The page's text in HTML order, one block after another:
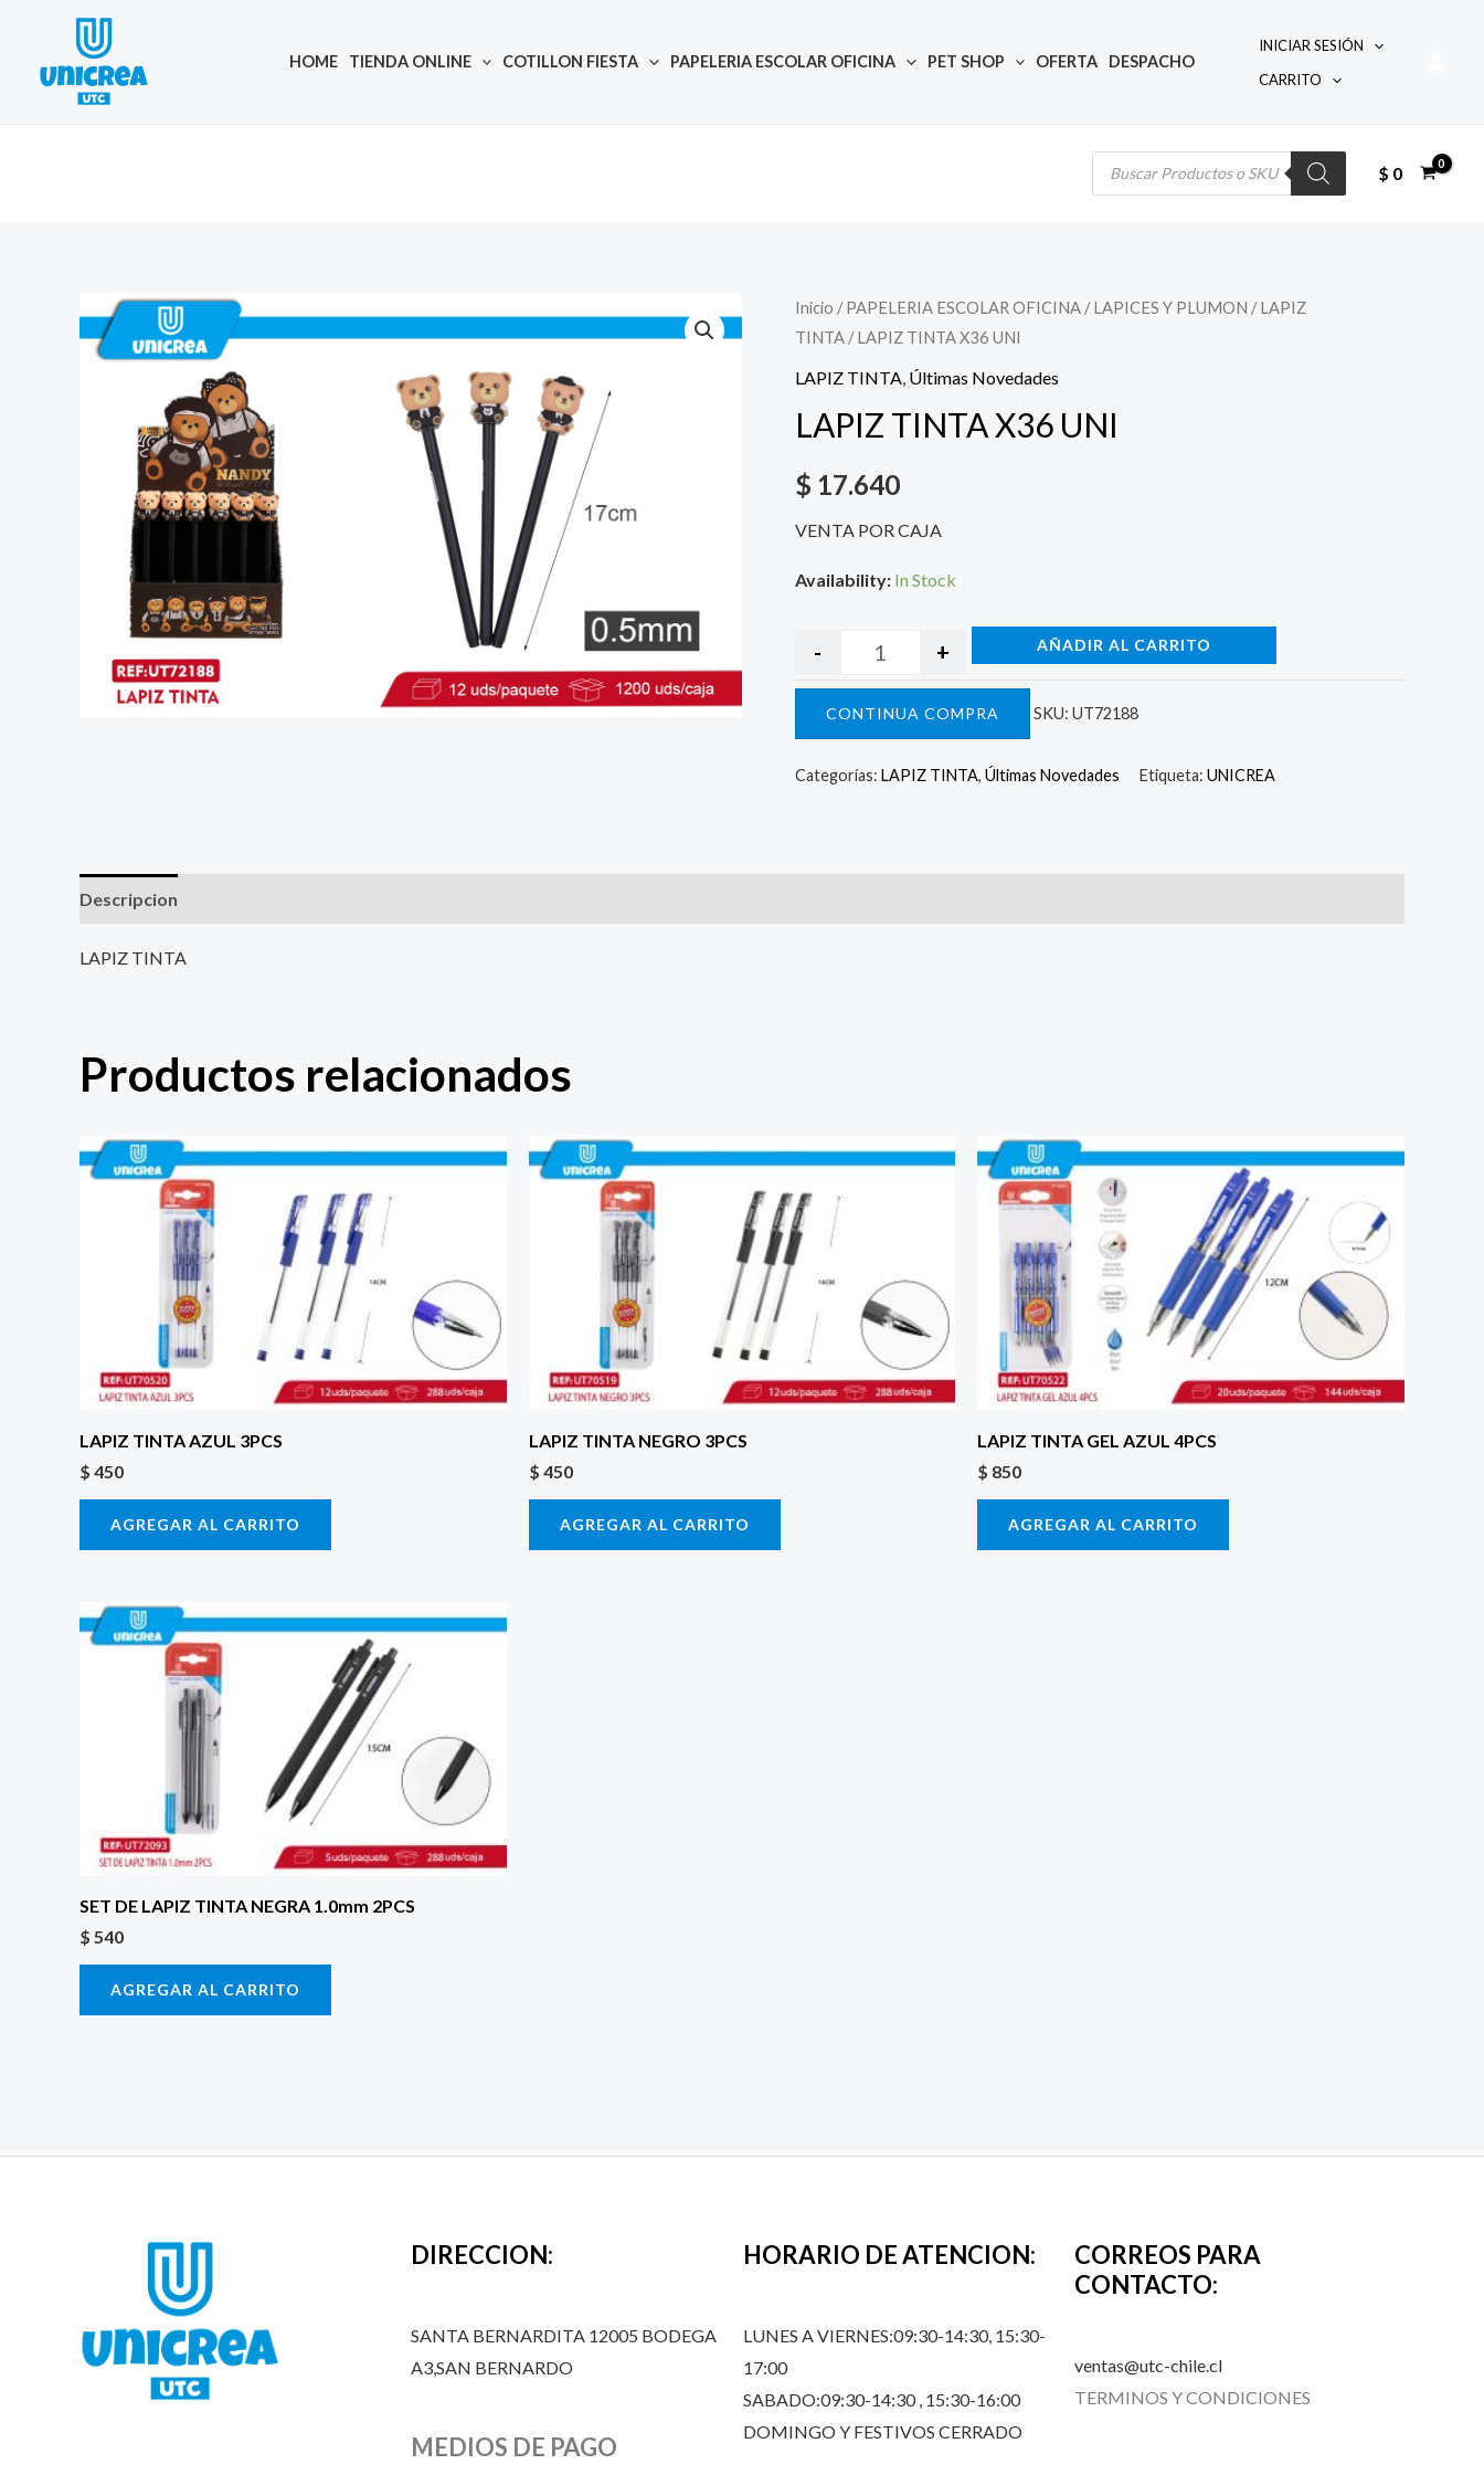
content
HOME TIENDA ONLINE COTILLON FIESTA PAPELERIA ESCOLAR OFICINA PET SHOP OFERTA DESPACHO
INICIAR SESIÓN
CARRITO
Búsqueda
$ 0
Inicio /PAPELERIA ESCOLAR OFICINA /LAPICES Y PLUMON /LAPIZ
TINTA / LAPIZ TINTA X36 UNI
LAPIZ TINTA Últimas Novedades
LAPIZ TINTA X36 UNI
$ 17.640
VENTA POR CAJA
Availability: In Stock
Quantity
- + AÑADIR AL CARRITO
CONTINUA COMPRA SKU: UT72188
Categorías: LAPIZ TINTA, Últimas Novedades Etiqueta: UNICREA
Descripcion
LAPIZ TINTA
Productos relacionados
LAPIZ TINTA AZUL 3PCS
$ 450
AGREGAR AL CARRITO
LAPIZ TINTA NEGRO 3PCS
$ 450
AGREGAR AL CARRITO
LAPIZ TINTA GEL AZUL 4PCS
$ 850
AGREGAR AL CARRITO
SET DE LAPIZ TINTA NEGRA 1.0mm 2PCS
$ 540
AGREGAR AL CARRITO
DIRECCION:
SANTA BERNARDITA 12005 BODEGA
A3,SAN BERNARDO
MEDIOS DE PAGO
HORARIO DE ATENCION:
LUNES A VIERNES:09:30-14:30, 15:30-
17:00
SABADO:09:30-14:30 , 15:30-16:00
DOMINGO Y FESTIVOS CERRADO
CORREOS PARA
CONTACTO:
ventas@utc-chile.cl
TERMINOS Y CONDICIONES